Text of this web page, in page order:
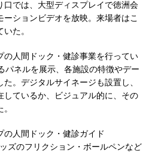
口では、大型ディスプレイで徳洲会
ションビデオを放映。来場者はこ
た。
の人間ドック・健診事業を行ってい
パネルを展示、各施設の特徴やデー
。デジタルサイネージも設置し、
しているか、ビジュアル的に、その
の人間ドック・健診ガイド
ズのフリクション・ボールペンなど